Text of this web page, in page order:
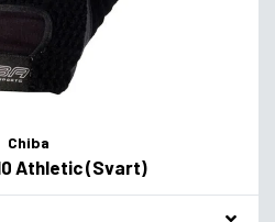
Chiba
Athletic (Svart)